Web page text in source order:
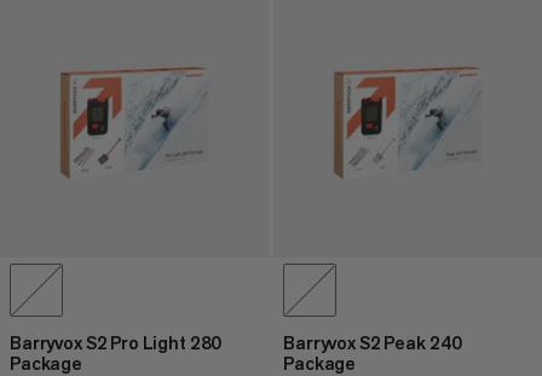
Barryvox S2 Pro Light 280
Package
Barryvox S2 Peak 240
Package